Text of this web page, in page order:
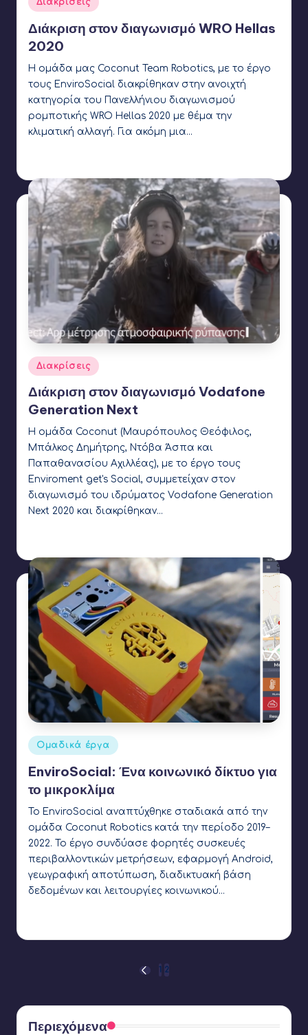
σε
Διακρίσεις
Διάκριση στον διαγωνισμό WRO Hellas
2020
Η ομάδα μας Coconut Team Robotics, με το έργο
τους EnviroSocial διακρίθηκαν στην ανοιχτή
κατηγορία του Πανελλήνιου διαγωνισμού
ρομποτικής WRO Hellas 2020 με θέμα την
κλιματική αλλαγή. Για ακόμη μια…
Αναρτήθηκε
σε
Διακρίσεις
Διάκριση στον διαγωνισμό Vodafone
Generation Next
Η ομάδα Coconut (Μαυρόπουλος Θεόφιλος,
Μπάλκος Δημήτρης, Ντόβα Άσπα και
Παπαθανασίου Αχιλλέας), με το έργο τους
Enviroment get's Social, συμμετείχαν στον
διαγωνισμό του ιδρύματος Vodafone Generation
Next 2020 και διακρίθηκαν…
Αναρτήθηκε
σε
Ομαδικά έργα
EnviroSocial: Ένα κοινωνικό δίκτυο για
το μικροκλίμα
Το EnviroSocial αναπτύχθηκε σταδιακά από την
ομάδα Coconut Robotics κατά την περίοδο 2019–
2022. Το έργο συνδύασε φορητές συσκευές
περιβαλλοντικών μετρήσεων, εφαρμογή Android,
γεωγραφική αποτύπωση, διαδικτυακή βάση
δεδομένων και λειτουργίες κοινωνικού…
Σελιδοποίηση
άρθρων
ΠΡΟΗΓΟΎΜΕΝΗ
2
Περιεχόμενα